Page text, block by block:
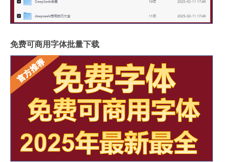
免费可商用字体批量下载